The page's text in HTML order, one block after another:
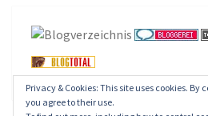
Privacy & Cookies: This site uses cookies.
you agree to their use.